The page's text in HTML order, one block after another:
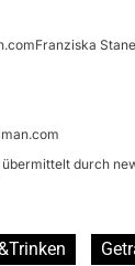
durch